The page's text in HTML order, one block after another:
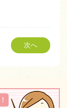
次へ